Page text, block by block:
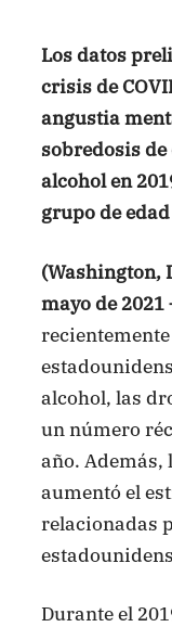
Los datos
crisis de
angustia
sobredosis
alcohol en
grupo de
(Washington,
mayo de 2021
alcohol, las
un número
año. Además,
aumentó el
relacionadas
Durante el